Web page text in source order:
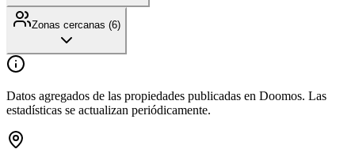
Zonas cercanas (6)
Datos agregados de las propiedades publicadas en Doomos. Las
estadísticas se actualizan periódicamente.